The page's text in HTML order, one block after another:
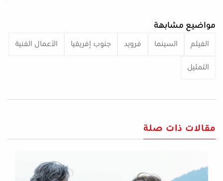
مواضيع مشابهة
الفيلم السينما فرويد جنوب إفريقيا الأعمال الفنية
التمثيل
مقالات ذات صلة